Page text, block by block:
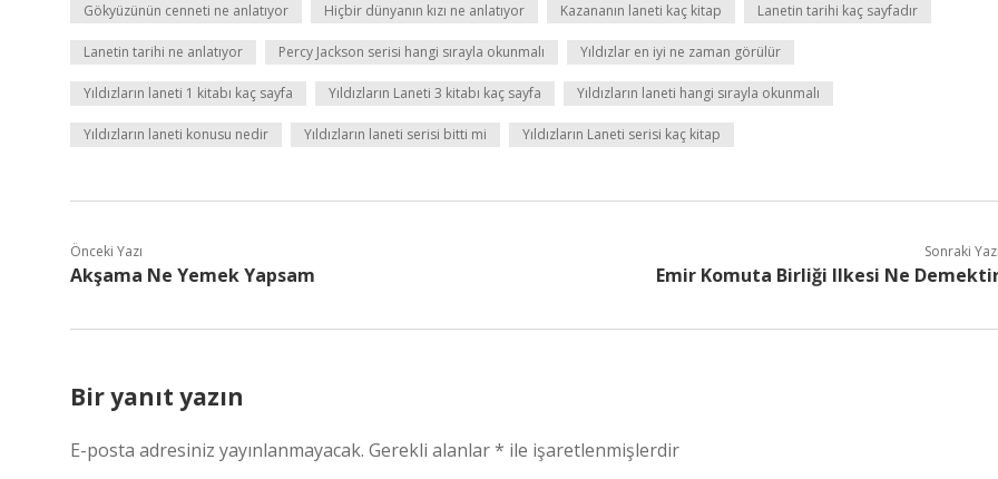
Gökyüzünün cenneti ne anlatıyor Hiçbir dünyanın kızı ne anlatıyor Kazananın laneti kaç kitap Lanetin tarihi kaç sayfadır
Lanetin tarihi ne anlatıyor Percy Jackson serisi hangi sırayla okunmalı Yıldızlar en iyi ne zaman görülür
Yıldızların laneti 1 kitabı kaç sayfa Yıldızların Laneti 3 kitabı kaç sayfa Yıldızların laneti hangi sırayla okunmalı
Yıldızların laneti konusu nedir Yıldızların laneti serisi bitti mi Yıldızların Laneti serisi kaç kitap
Önceki Yazı
Akşama Ne Yemek Yapsam
Sonraki
Emir Komuta Birliği Ilkesi Ne
Bir yanıt yazın
E-posta adresiniz yayınlanmayacak. Gerekli alanlar* ile işaretlenmişlerdir